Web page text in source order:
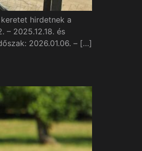
hirdetnek a
– 2025.12.18. és
2026.01.06. – […]